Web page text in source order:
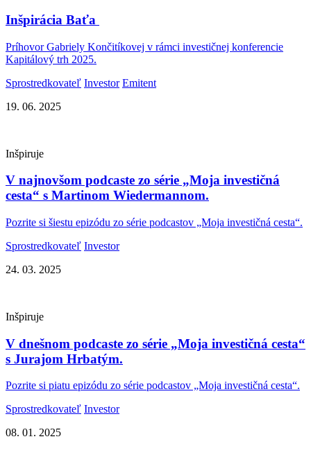
Inšpirácia Baťa
Príhovor Gabriely Končitíkovej v rámci investičnej konferencie
Kapitálový trh 2025.
Sprostredkovateľ Investor Emitent
19. 06. 2025
Inšpiruje
V najnovšom podcaste zo série „Moja investičná
cesta“ s Martinom Wiedermannom.
Pozrite si šiestu epizódu zo série podcastov „Moja investičná cesta“.
Sprostredkovateľ Investor
24. 03. 2025
Inšpiruje
V dnešnom podcaste zo série „Moja investičná cesta“
s Jurajom Hrbatým.
Pozrite si piatu epizódu zo série podcastov „Moja investičná cesta“.
Sprostredkovateľ Investor
08. 01. 2025